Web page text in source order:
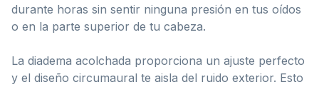
durante horas sin sentir ninguna presión en tus oídos
o en la parte superior de tu cabeza.
La diadema acolchada proporciona un ajuste perfecto
y el diseño circumaural te aisla del ruido exterior. Esto